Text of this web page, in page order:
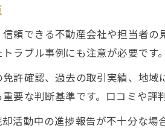
頼できる不動産会社や担当者
ラブル事例にも注意が必要です。
許確認、過去の取引実績、地
要な判断基準です。口コミや評
活動中の進捗報告が不十分な